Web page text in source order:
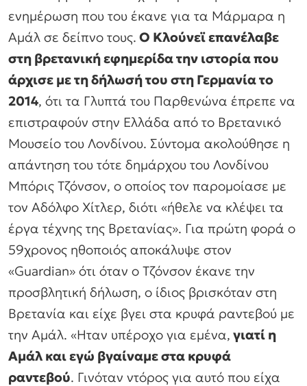
ενημέρωση που του έκανε για τα Μάρμαρα η
Αμάλ σε δείπνο τους. Ο Κλούνεϊ επανέλαβε
στη βρετανική εφημερίδα την ιστορία που
άρχισε με τη δήλωσή του στη Γερμανία το
2014, ότι τα Γλυπτά του Παρθενώνα έπρεπε να
επιστραφούν στην Ελλάδα από το Βρετανικό
Μουσείο του Λονδίνου. Σύντομα ακολούθησε η
απάντηση του τότε δημάρχου του Λονδίνου
Μπόρις Τζόνσον, ο οποίος τον παρομοίασε με
τον Αδόλφο Χίτλερ, διότι «ήθελε να κλέψει τα
έργα τέχνης της Βρετανίας». Για πρώτη φορά o
59χρονος ηθοποιός αποκάλυψε στον
«Guardian» ότι όταν ο Τζόνσον έκανε την
προσβλητική δήλωση, ο ίδιος βρισκόταν στη
Βρετανία και είχε βγει στα κρυφά ραντεβού με
την Αμάλ. «Ηταν υπέροχο για εμένα, γιατί η
Αμάλ και εγώ βγαίναμε στα κρυφά
ραντεβού. Γινόταν ντόρος για αυτό που είχα